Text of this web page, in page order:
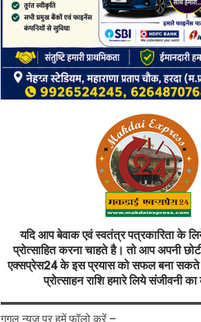
यदि आप बेवाक एवं स्वतंत्र पत्रकारिता के
प्रोत्साहित करना चाहते है। तो आप अपनी
एक्सप्रेस24 के इस प्रयास को सफल बना सकते
प्रोत्साहन राशि हमारे लिये संजीवनी
गूगल न्यूज़ पर हमें फॉलो करें –